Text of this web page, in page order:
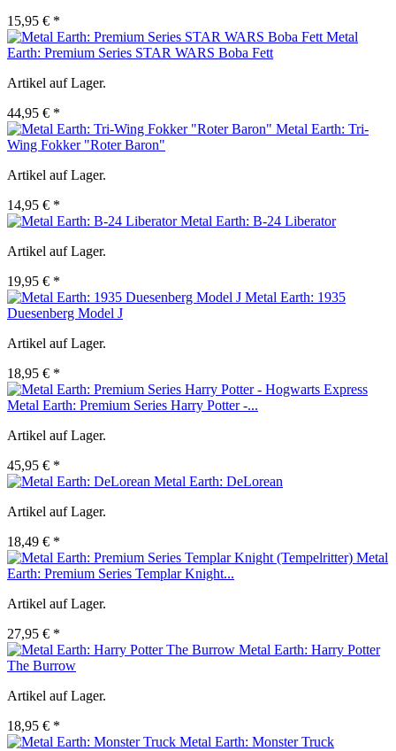
15,95 € *
Metal
Earth: Premium Series STAR WARS Boba Fett
Artikel auf Lager.
44,95 € *
Metal Earth: Tri-
Wing Fokker "Roter Baron"
Artikel auf Lager.
14,95 € *
Metal Earth: B-24 Liberator
Artikel auf Lager.
19,95 € *
Metal Earth: 1935
Duesenberg Model J
Artikel auf Lager.
18,95 € *
Metal Earth: Premium Series Harry Potter -...
Artikel auf Lager.
45,95 € *
Metal Earth: DeLorean
Artikel auf Lager.
18,49 € *
Metal
Earth: Premium Series Templar Knight...
Artikel auf Lager.
27,95 € *
Metal Earth: Harry Potter
The Burrow
Artikel auf Lager.
18,95 € *
Metal Earth: Monster Truck